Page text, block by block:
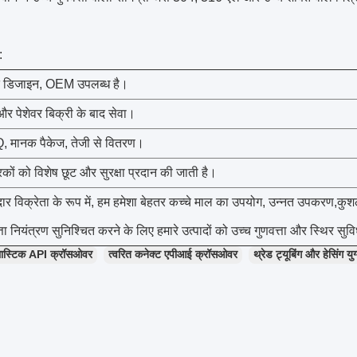
OEM उपलब्ध है।
पेशेवर बिक्री के बाद सेवा।
मानक पैकेज, तेजी से वितरण।
को विशेष छूट और सुरक्षा प्रदान की जाती है।
विक्रेता के रूप में, हम हमेशा बेहतर कच्चे माल का उपयोग, उन्नत
नियंत्रण सुनिश्चित करने के लिए हमारे उत्पादों को उच्च गुणवत्ता और स्थिर
API क्रॉसओवर त्वरित कनेक्ट एपीआई क्रॉसओवर थ्रेड ट्यूबिंग और हेसिंग